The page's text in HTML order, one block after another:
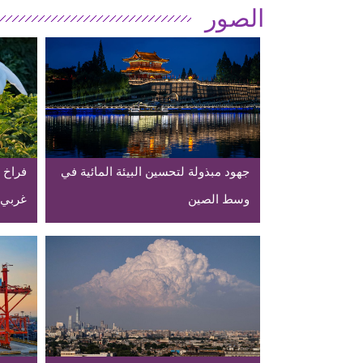
الصور
جهود مبذولة لتحسين البيئة المائية في
وسط الصين